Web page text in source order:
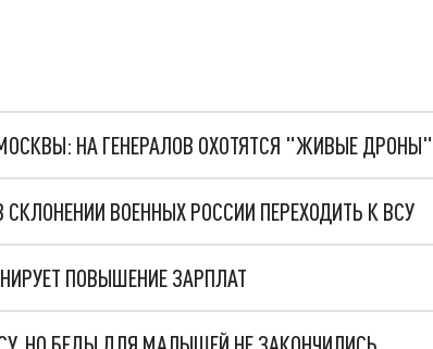
НА ГЕНЕРАЛОВ ОХОТЯТСЯ "ЖИВЫЕ ДРОНЫ"
ВОЕННЫХ РОССИИ ПЕРЕХОДИТЬ К ВСУ
ПОВЫШЕНИЕ ЗАРПЛАТ